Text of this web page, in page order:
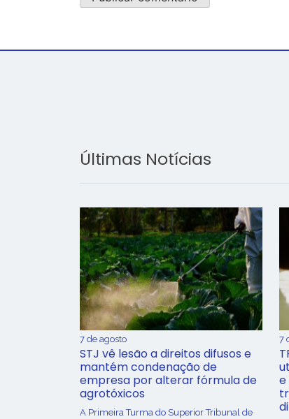
Últimas Notícias
7 de agosto
STJ vê lesão a direitos difusos e
mantém condenação de
empresa por alterar fórmula de
agrotóxicos
​A Primeira Turma do Superior Tribunal de
7
e